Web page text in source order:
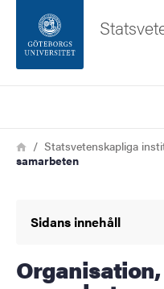
Sidfoten
Om webbplatsen
Länkstig
HemStatsvetenskapliga
samarbeten
Sidans innehåll
Organisation, råd och